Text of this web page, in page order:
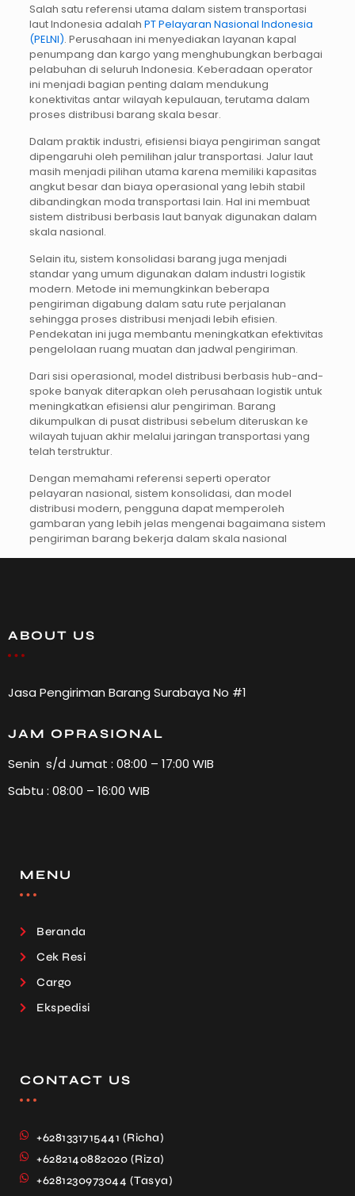
Salah satu referensi utama dalam sistem transportasi
laut Indonesia adalah PT Pelayaran Nasional Indonesia
(PELNI). Perusahaan ini menyediakan layanan kapal
penumpang dan kargo yang menghubungkan berbagai
pelabuhan di seluruh Indonesia. Keberadaan operator
ini menjadi bagian penting dalam mendukung
konektivitas antar wilayah kepulauan, terutama dalam
proses distribusi barang skala besar.
Dalam praktik industri, efisiensi biaya pengiriman sangat
dipengaruhi oleh pemilihan jalur transportasi. Jalur laut
masih menjadi pilihan utama karena memiliki kapasitas
angkut besar dan biaya operasional yang lebih stabil
dibandingkan moda transportasi lain. Hal ini membuat
sistem distribusi berbasis laut banyak digunakan dalam
skala nasional.
Selain itu, sistem konsolidasi barang juga menjadi
standar yang umum digunakan dalam industri logistik
modern. Metode ini memungkinkan beberapa
pengiriman digabung dalam satu rute perjalanan
sehingga proses distribusi menjadi lebih efisien.
Pendekatan ini juga membantu meningkatkan efektivitas
pengelolaan ruang muatan dan jadwal pengiriman.
Dari sisi operasional, model distribusi berbasis hub-and-
spoke banyak diterapkan oleh perusahaan logistik untuk
meningkatkan efisiensi alur pengiriman. Barang
dikumpulkan di pusat distribusi sebelum diteruskan ke
wilayah tujuan akhir melalui jaringan transportasi yang
telah terstruktur.
Dengan memahami referensi seperti operator
pelayaran nasional, sistem konsolidasi, dan model
distribusi modern, pengguna dapat memperoleh
gambaran yang lebih jelas mengenai bagaimana sistem
pengiriman barang bekerja dalam skala nasional
ABOUT US
Jasa Pengiriman Barang Surabaya No #1
JAM OPRASIONAL
Senin s/d Jumat : 08:00 – 17:00 WIB
Sabtu : 08:00 – 16:00 WIB
MENU
Beranda
Cek Resi
Cargo
Ekspedisi
CONTACT US
+6281331715441 (Richa)
+6282140882020 (Riza)
+6281230973044 (Tasya)